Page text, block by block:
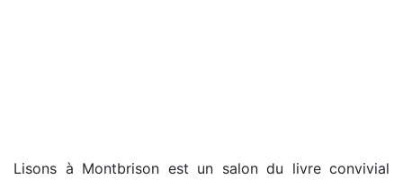
Lisons à Montbrison est un salon du livre convivial